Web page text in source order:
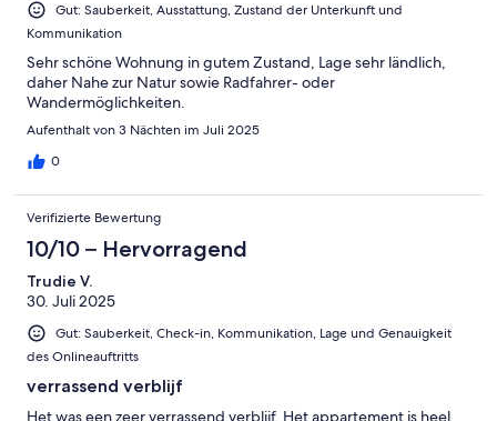
Gut: Sauberkeit, Ausstattung, Zustand der Unterkunft und
Kommunikation
Sehr schöne Wohnung in gutem Zustand, Lage sehr ländlich,
daher Nahe zur Natur sowie Radfahrer- oder
Wandermöglichkeiten.
Aufenthalt von 3 Nächten im Juli 2025
0
Verifizierte Bewertung
10/10 – Hervorragend
Trudie V.
30. Juli 2025
Gut: Sauberkeit, Check-in, Kommunikation, Lage und Genauigkeit
des Onlineauftritts
verrassend verblijf
Het was een zeer verrassend verblijf. Het appartement is heel